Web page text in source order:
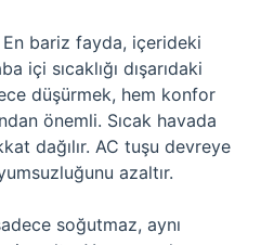
En bariz fayda, içerideki
içi sıcaklığı dışarıdaki
düşürmek, hem konfor
önemli. Sıcak havada
dağılır. AC tuşu devreye
azaltır.
soğutmaz, aynı